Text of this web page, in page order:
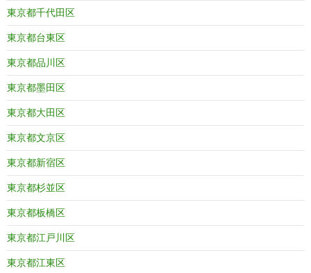
東京都千代田区
東京都台東区
東京都品川区
東京都墨田区
東京都大田区
東京都文京区
東京都新宿区
東京都杉並区
東京都板橋区
東京都江戸川区
東京都江東区